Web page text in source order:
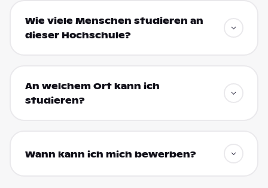
Wie viele Menschen studieren an
dieser Hochschule?
An welchem Ort kann ich
studieren?
Wann kann ich mich bewerben?